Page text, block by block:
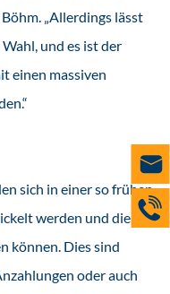
„Allerdings lässt
und es ist der
einen massiven
sich in einer so frühen
werden und die
können. Dies sind
oder auch